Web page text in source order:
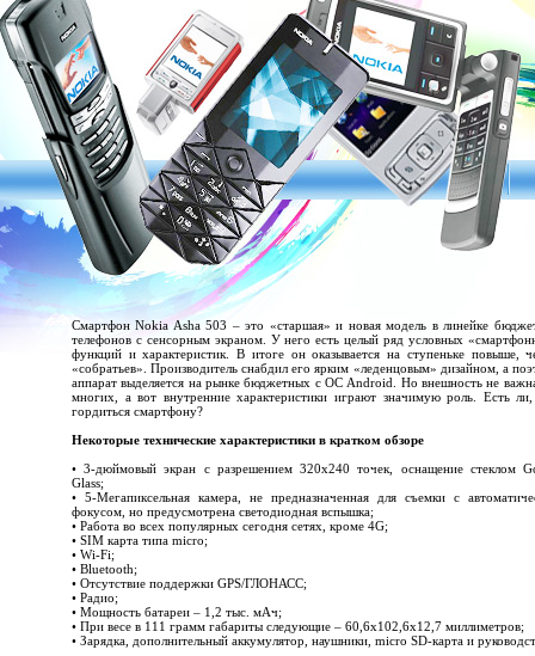
Смартфон Nokia Asha 503 – это «старшая» и новая модель в линейке
телефонов с сенсорным экраном. У него есть целый ряд условных
функций и характеристик. В итоге он оказывается на ступеньке повыше,
«собратьев». Производитель снабдил его ярким «леденцовым» дизайном, а
аппарат выделяется на рынке бюджетных с ОС Android. Но внешность не
многих, а вот внутренние характеристики играют значимую роль. Есть
гордиться смартфону?
Некоторые технические характеристики в кратком обзоре
• 3-дюймовый экран с разрешением 320х240 точек, оснащение стеклом
Glass;
• 5-Мегапиксельная камера, не предназначенная для съемки с
фокусом, но предусмотрена светодиодная вспышка;
• Работа во всех популярных сегодня сетях, кроме 4G;
• SIM карта типа micro;
• Wi-Fi;
• Bluetooth;
• Отсутствие поддержки GPS/ГЛОНАСС;
• Радио;
• Мощность батареи – 1,2 тыс. мАч;
• При весе в 111 грамм габариты следующие – 60,6х102,6х12,7 миллиметров;
• Зарядка, дополнительный аккумулятор, наушники, micro SD-карта и